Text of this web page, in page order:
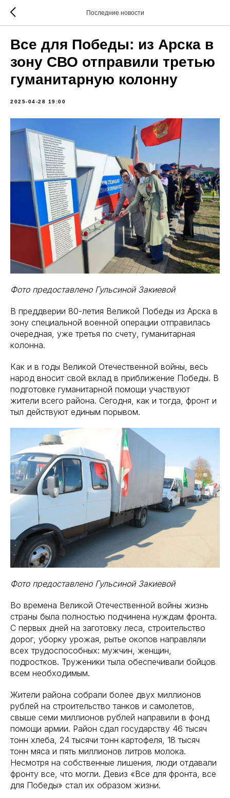
Последние новости
Все для Победы: из Арска в
зону СВО отправили третью
гуманитарную колонну
2025-04-28 19:00
Фото предоставлено Гульсиной Закиевой
В преддверии 80-летия Великой Победы из Арска в
зону специальной военной операции отправилась
очередная, уже третья по счету, гуманитарная
колонна.
Как и в годы Великой Отечественной войны, весь
народ вносит свой вклад в приближение Победы. В
подготовке гуманитарной помощи участвуют
жители всего района. Сегодня, как и тогда, фронт и
тыл действуют единым порывом.
Фото предоставлено Гульсиной Закиевой
Во времена Великой Отечественной войны жизнь
страны была полностью подчинена нуждам фронта.
С первых дней на заготовку леса, строительство
дорог, уборку урожая, рытье окопов направляли
всех трудоспособных: мужчин, женщин,
подростков. Труженики тыла обеспечивали бойцов
всем необходимым.
Жители района собрали более двух миллионов
рублей на строительство танков и самолетов,
свыше семи миллионов рублей направили в фонд
помощи армии. Район сдал государству 46 тысяч
тонн хлеба, 24 тысячи тонн картофеля, 18 тысяч
тонн мяса и пять миллионов литров молока.
Несмотря на собственные лишения, люди отдавали
фронту все, что могли. Девиз «Все для фронта, все
для Победы» стал их образом жизни.